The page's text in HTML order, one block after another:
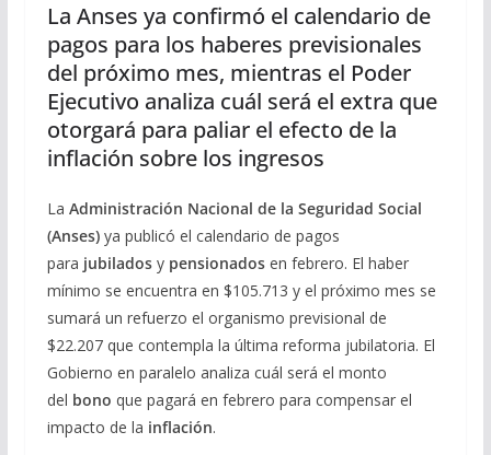
La Anses ya confirmó el calendario de
pagos para los haberes previsionales
del próximo mes, mientras el Poder
Ejecutivo analiza cuál será el extra que
otorgará para paliar el efecto de la
inflación sobre los ingresos
La Administración Nacional de la Seguridad Social
(Anses)ya publicó el calendario de pagos
para jubiladosy pensionadosen febrero. El haber
mínimo se encuentra en $105.713 y el próximo mes se
sumará un refuerzo el organismo previsional de
$22.207 que contempla la última reforma jubilatoria. El
Gobierno en paralelo analiza cuál será el monto
del bono que pagará en febrero para compensar el
impacto de la inflación.